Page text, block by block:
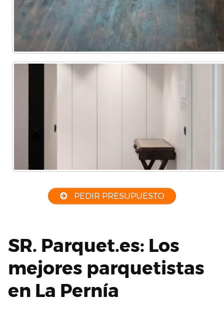
PEDIR PRESUPUESTO
SR. Parquet.es: Los
mejores parquetistas
en La Pernía